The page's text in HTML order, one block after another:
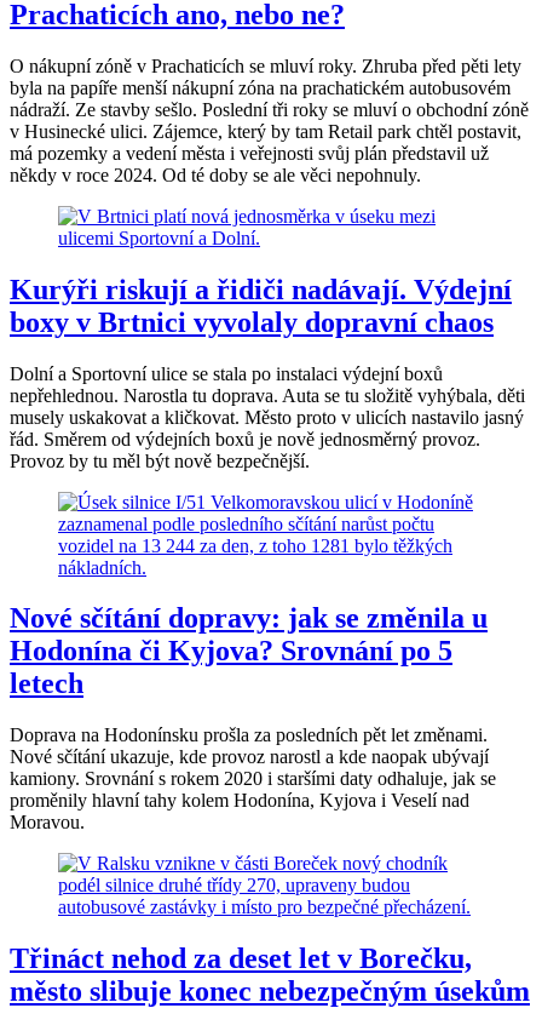
Prachaticích ano, nebo ne?
O nákupní zóně v Prachaticích se mluví roky. Zhruba před pěti lety
byla na papíře menší nákupní zóna na prachatickém autobusovém
nádraží. Ze stavby sešlo. Poslední tři roky se mluví o obchodní zóně
v Husinecké ulici. Zájemce, který by tam Retail park chtěl postavit,
má pozemky a vedení města i veřejnosti svůj plán představil už
někdy v roce 2024. Od té doby se ale věci nepohnuly.
Kurýři riskují a řidiči nadávají. Výdejní
boxy v Brtnici vyvolaly dopravní chaos
Dolní a Sportovní ulice se stala po instalaci výdejní boxů
nepřehlednou. Narostla tu doprava. Auta se tu složitě vyhýbala, děti
musely uskakovat a kličkovat. Město proto v ulicích nastavilo jasný
řád. Směrem od výdejních boxů je nově jednosměrný provoz.
Provoz by tu měl být nově bezpečnější.
Nové sčítání dopravy: jak se změnila u
Hodonína či Kyjova? Srovnání po 5
letech
Doprava na Hodonínsku prošla za posledních pět let změnami.
Nové sčítání ukazuje, kde provoz narostl a kde naopak ubývají
kamiony. Srovnání s rokem 2020 i staršími daty odhaluje, jak se
proměnily hlavní tahy kolem Hodonína, Kyjova i Veselí nad
Moravou.
Třináct nehod za deset let v Borečku,
město slibuje konec nebezpečným úsekům